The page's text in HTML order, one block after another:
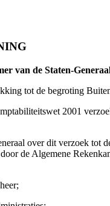
van de Staten-
tot de begroting
2001
over dit verzoek
de Algemene